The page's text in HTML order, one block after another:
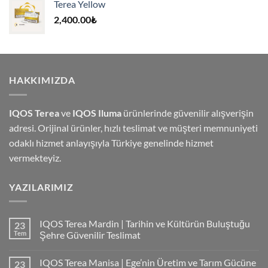
Terea Yellow
2,400.00₺
HAKKIMIZDA
IQOS Tereave IQOS Iluma ürünlerinde güvenilir alışverişin
adresi. Orijinal ürünler, hızlı teslimat ve müşteri memnuniyeti
odaklı hizmet anlayışıyla Türkiye genelinde hizmet
vermekteyiz.
YAZILARIMIZ
23
Tem
IQOS Terea Mardin | Tarihin ve Kültürün Buluştuğu
Şehre Güvenilir Teslimat
23 IQOS Terea Manisa | Ege’nin Üretim ve Tarım Gücüne